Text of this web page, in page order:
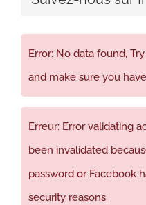
Error: No data found,
and make sure you
Erreur: Error validating
been invalidated
password or Facebook
security reasons.